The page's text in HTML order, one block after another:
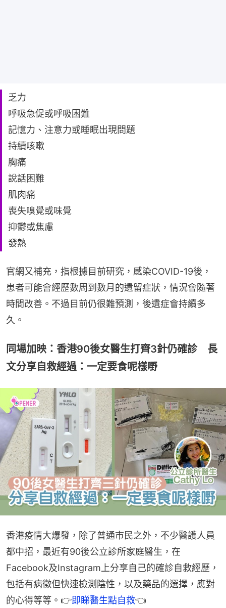
乏力
呼吸急促或呼吸困難
記憶力、注意力或睡眠出現問題
持續咳嗽
胸痛
說話困難
肌肉痛
喪失嗅覺或味覺
抑鬱或焦慮
發熱
官網又補充，指根據目前研究，感染COVID-19後，
患者可能會經歷數周到數月的遺留症狀，情況會隨著
時間改善。不過目前仍很難預測，後遺症會持續多
久。
同場加映：香港90後女醫生打齊3針仍確診 長
文分享自救經過：一定要食呢樣嘢
香港疫情大爆發，除了普通市民之外，不少醫護人員
都中招，最近有90後公立診所家庭醫生，在
Facebook及Instagram上分享自己的確診自救經歷，
包括有病徵但快速檢測陰性，以及藥品的選擇，應對
的心得等等。👉即睇醫生點自救👈